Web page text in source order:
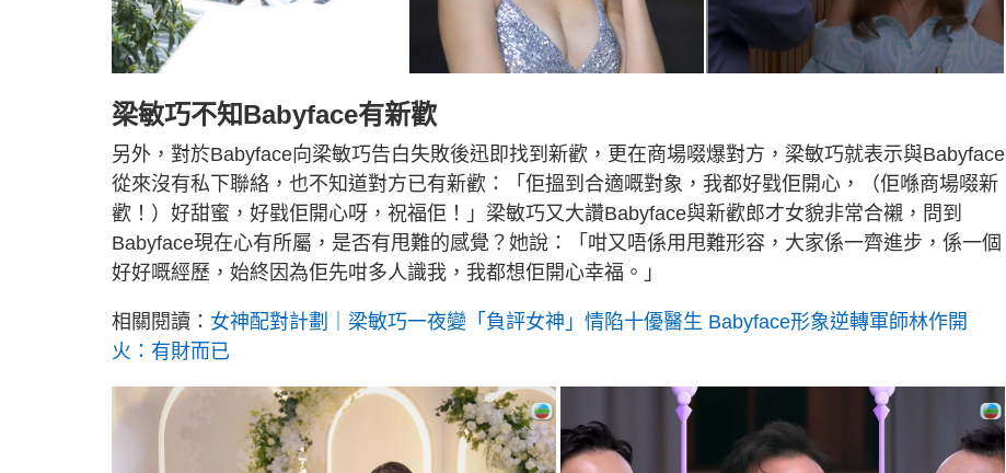
梁敏巧不知Babyface有新歡
另外，對於Babyface向梁敏巧告白失敗後迅即找到新歡，更在商場啜爆對方，梁敏巧就表示與Babyface
從來沒有私下聯絡，也不知道對方已有新歡：「佢搵到合適嘅對象，我都好戥佢開心，（佢喺商場啜新
歡！）好甜蜜，好戥佢開心呀，祝福佢！」梁敏巧又大讚Babyface與新歡郎才女貌非常合襯，問到
Babyface現在心有所屬，是否有甩難的感覺？她說：「咁又唔係用甩難形容，大家係一齊進步，係一個
好好嘅經歷，始終因為佢先咁多人識我，我都想佢開心幸福。」
相關閱讀： 女神配對計劃｜梁敏巧一夜變「負評女神」情陷十優醫生 Babyface形象逆轉軍師林作開
火：有財而已